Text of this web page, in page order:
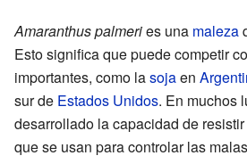
Amaranthus palmeries una maleza
Esto significa que puede competir
importantes, como lasojaen
sur de Estados Unidos. En muchos
desarrollado la capacidad de
que se usan para controlar las